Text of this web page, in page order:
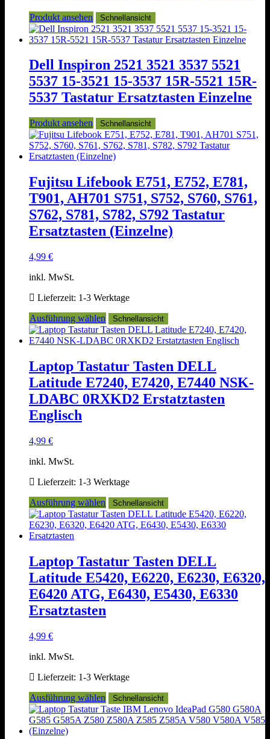
Produkt ansehen Schnellansicht
Dell Inspiron 2521 3521 3537 5521
5537 15-3521 15-3537 15R-5521 15R-
5537 Tastatur Ersatztasten Einzelne
Produkt ansehen Schnellansicht
Fujitsu Lifebook E751, E752, E781,
T901, AH701 S751, S752, S760, S761,
S762, S781, S782, S792 Tastatur
Ersatztasten (Einzelne)
4,99 €
inkl. MwSt.
Lieferzeit: 1-3 Werktage
Ausführung wählen
Dieses
Produkt
weist
Varianten
auf.
Die
Optionen
können
Schnellansicht
Laptop Tastatur Tasten DELL
Latitude E7240, E7420, E7440 NSK-
LDABC 0RXKD2 Erstatztasten
Englisch
4,99 €
inkl. MwSt.
Lieferzeit: 1-3 Werktage
Ausführung wählen
Dieses
Produkt
weist
auf.
Die
Optionen
können
auf
Schnellansicht
Laptop Tastatur Tasten DELL
Latitude E5420, E6220, E6230, E6320,
E6420 ATG, E6430, E5430, E6330
Ersatztasten
4,99 €
inkl. MwSt.
Lieferzeit: 1-3 Werktage
Ausführung wählen
Dieses
Produkt
weist
Schnellansicht